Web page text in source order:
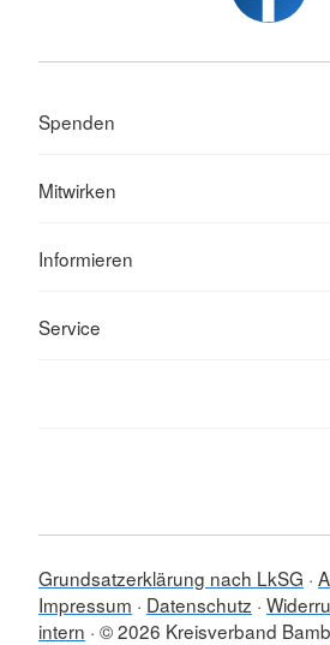
Spenden
Mitwirken
Informieren
Service
Grundsatzerklärung nach LkSG
Impressum
Datenschutz
intern © 2026 Kreisverband